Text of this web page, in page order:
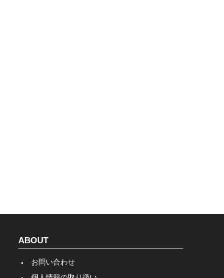
ABOUT
お問い合わせ